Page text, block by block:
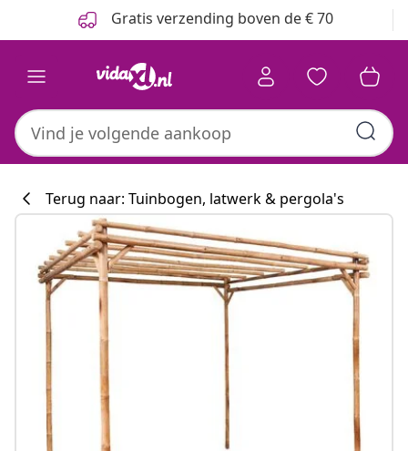
Gratis verzending boven de € 70
Terug naar: Tuinbogen, latwerk & pergola's